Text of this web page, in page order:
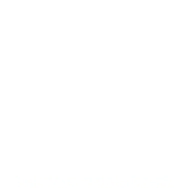
“Penghargaan ini merupakan
Kepulauan Riau dan kami
masyarakat Kepri. Revitalisasi
penting dalam menjaga identitas
dimulai dari berbagai subsistem,
Sementara itu, Wakil Menteri
Menengah, Atip Latipulhayat,
menjaga kelestarian bahasa
zaman dan kemajuan teknologi